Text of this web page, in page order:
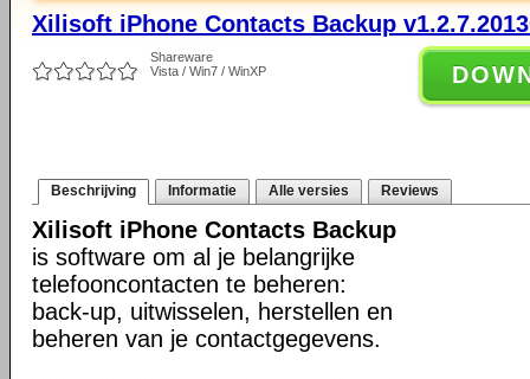
Xilisoft iPhone Contacts Backup
Shareware
Vista / Win7 / WinXP
Beschrijving Informatie Alle versies Reviews
Xilisoft iPhone Contacts Backup
is software om al je belangrijke
telefooncontacten te beheren:
back-up, uitwisselen, herstellen en
beheren van je contactgegevens.